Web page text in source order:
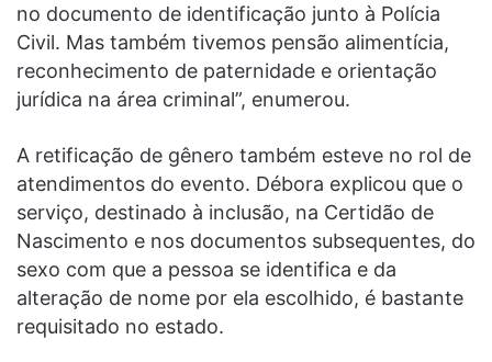
no documento de identificação junto à Polícia
Civil. Mas também tivemos pensão alimentícia,
reconhecimento de paternidade e orientação
jurídica na área criminal”, enumerou.
A retificação de gênero também esteve no rol de
atendimentos do evento. Débora explicou que o
serviço, destinado à inclusão, na Certidão de
Nascimento e nos documentos subsequentes, do
sexo com que a pessoa se identifica e da
alteração de nome por ela escolhido, é bastante
requisitado no estado.